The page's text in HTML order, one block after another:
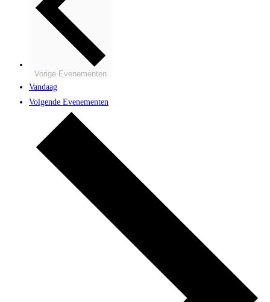
Vorige Evenementen
Vandaag
Volgende Evenementen